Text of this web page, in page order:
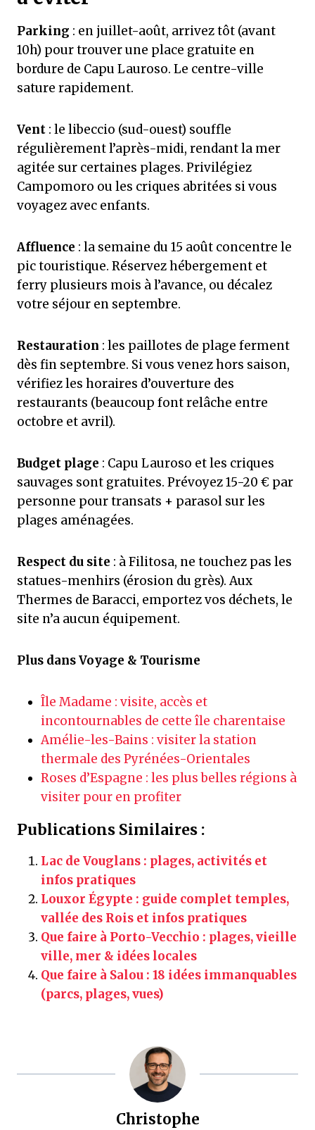
Parking : en juillet-août, arrivez tôt (avant
10h) pour trouver une place gratuite en
bordure de Capu Lauroso. Le centre-ville
sature rapidement.
Vent : le libeccio (sud-ouest) souffle
régulièrement l’après-midi, rendant la mer
agitée sur certaines plages. Privilégiez
Campomoro ou les criques abritées si vous
voyagez avec enfants.
Affluence : la semaine du 15 août concentre le
pic touristique. Réservez hébergement et
ferry plusieurs mois à l’avance, ou décalez
votre séjour en septembre.
Restauration : les paillotes de plage ferment
dès fin septembre. Si vous venez hors saison,
vérifiez les horaires d’ouverture des
restaurants (beaucoup font relâche entre
octobre et avril).
Budget plage : Capu Lauroso et les criques
sauvages sont gratuites. Prévoyez 15-20 € par
personne pour transats + parasol sur les
plages aménagées.
Respect du site : à Filitosa, ne touchez pas les
statues-menhirs (érosion du grès). Aux
Thermes de Baracci, emportez vos déchets, le
site n’a aucun équipement.
Plus dans Voyage & Tourisme
Île Madame : visite, accès et
incontournables de cette île charentaise
Amélie-les-Bains : visiter la station
thermale des Pyrénées-Orientales
Roses d’Espagne : les plus belles régions à
visiter pour en profiter
Publications Similaires :
Lac de Vouglans : plages, activités et
infos pratiques
Louxor Égypte : guide complet temples,
vallée des Rois et infos pratiques
Que faire à Porto-Vecchio : plages, vieille
ville, mer & idées locales
Que faire à Salou : 18 idées immanquables
(parcs, plages, vues)
Christophe